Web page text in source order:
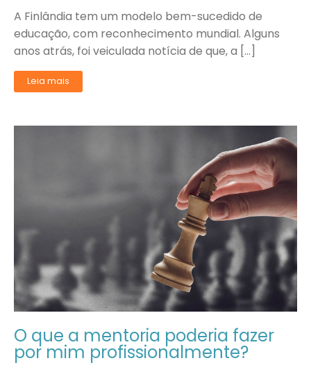
A Finlândia tem um modelo bem-sucedido de
educação, com reconhecimento mundial. Alguns
anos atrás, foi veiculada notícia de que, a […]
Leia mais
O que a mentoria poderia fazer
por mim profissionalmente?